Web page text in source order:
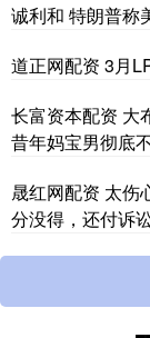
诚利和 特朗普称
道正网配资 3月
长富资本配资 大
昔年妈宝男彻底
晟红网配资 太伤
分没得，还付诉